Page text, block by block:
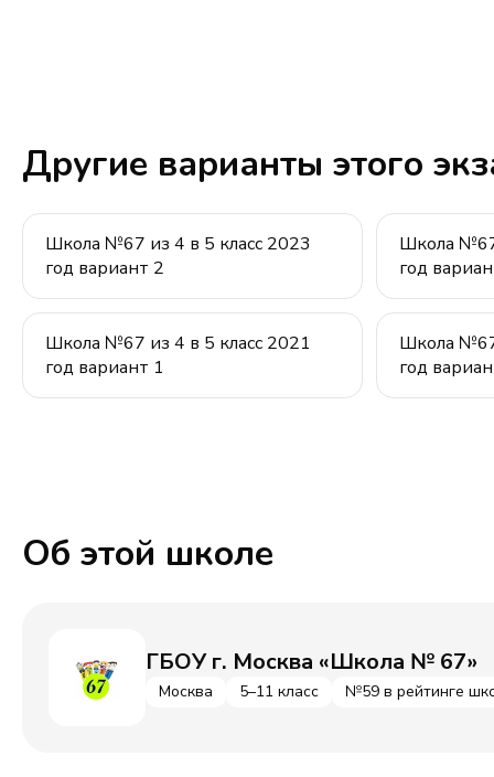
Другие варианты этого
Школа №67 из 4 в 5 класс 2023
год вариант 2
Школа
год
Школа №67 из 4 в 5 класс 2021
год вариант 1
Школа
год
Об этой школе
ГБОУ г. Москва «Школа № 67»
Москва 5–11 класс №59 в рейтинге